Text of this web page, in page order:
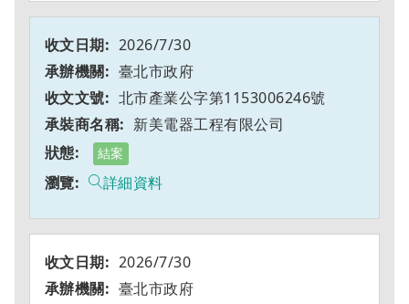
2026/7/30
臺北市政府
北市產業公字第1153006246號
新美電器工程有限公司
結案
詳細資料
2026/7/30
臺北市政府